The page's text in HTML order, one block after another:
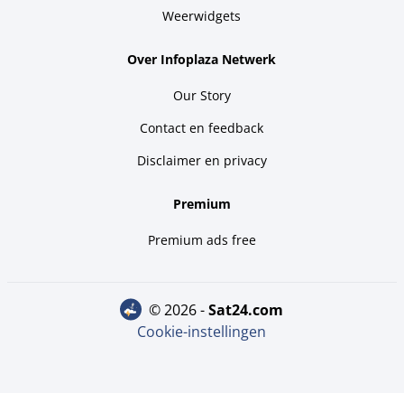
Weerwidgets
Over Infoplaza Netwerk
Our Story
Contact en feedback
Disclaimer en privacy
Premium
Premium ads free
© 2026 - sat24.com
Cookie-instellingen